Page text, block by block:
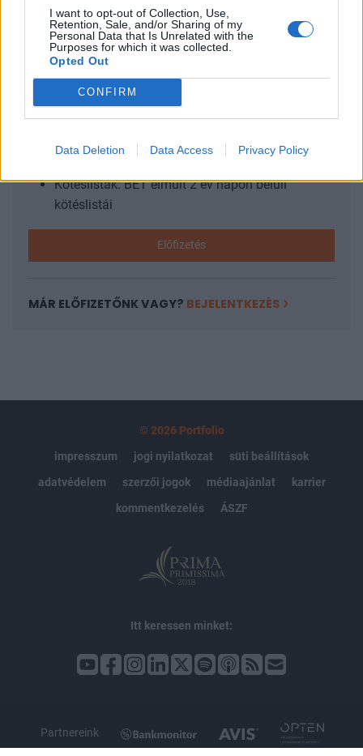
I want to opt-out of Collection, Use,
Retention, Sale, and/or Sharing of my
Personal Data that Is Unrelated with the
Purposes for which it was collected.
Opted Out
CONFIRM
Data Deletion Data Access Privacy Policy
KEDVES OLVASÓNK!
tartozik, melynek olvasása előfizetéses
Az előfizetés a következőket tartalmazza:
Kötéslisták: BÉT elmúlt 2 év napon belüli
kötéslistái
Előfizetés
MÁR ELŐFIZETŐNK VAGY? BEJELENTKEZÉS
© 2026 Portfolio
impresszum
jogi nyilatkozat
süti beállítások
adatvédelem
szerzői jogok médiaajánlat
karrier
kommentkezelés
ÁSZF
Itt keressen minket:
Partnereink